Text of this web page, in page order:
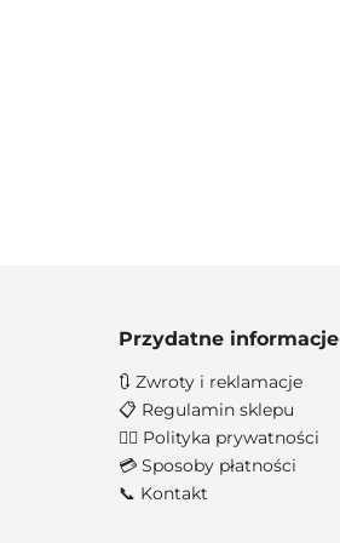
Przydatne informacje
🔃 Zwroty i reklamacje
📋 Regulamin sklepu
🐱‍👤 Polityka prywatności
💳 Sposoby płatności
📞 Kontakt